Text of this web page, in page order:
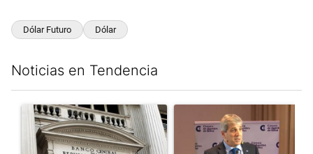
Dólar Futuro Dólar
Noticias en Tendencia
Un artículo de tendencia con el título "Las reservas del Banco